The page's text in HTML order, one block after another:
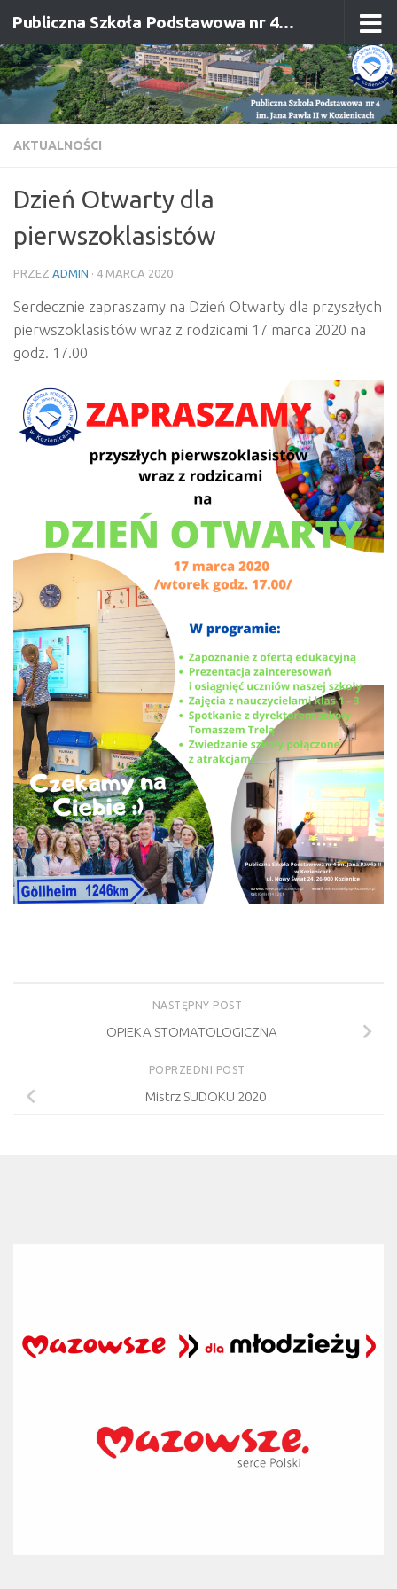
Przejdź do treści Publiczna Szkoła Podstawowa nr 4 im. Jana Pawła II w Kozienicach
AKTUALNOŚCI
Dzień Otwarty dla
pierwszoklasistów
PRZEZ ADMIN · 4 MARCA 2020
Serdecznie zapraszamy na Dzień Otwarty dla przyszłych
pierwszoklasistów wraz z rodzicami 17 marca 2020 na
godz. 17.00
NASTĘPNY POST
OPIEKA STOMATOLOGICZNA
POPRZEDNI POST
Mistrz SUDOKU 2020